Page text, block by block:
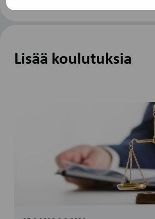
sivu
Lisää koulutuksia